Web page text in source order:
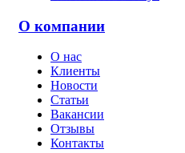
О компании
О нас
Клиенты
Новости
Статьи
Вакансии
Отзывы
Контакты